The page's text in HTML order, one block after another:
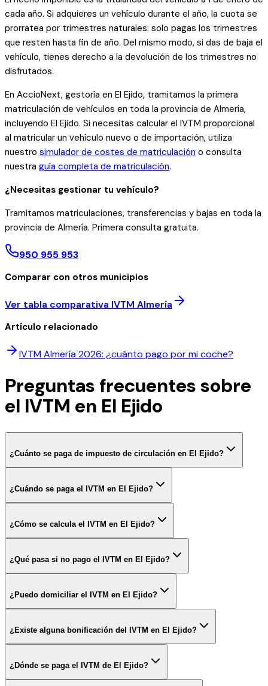
cada año. Si adquieres un vehículo durante el año, la cuota se
prorratea por trimestres naturales: solo pagas los trimestres
que resten hasta fin de año. Del mismo modo, si das de baja el
vehículo, tienes derecho a la devolución de los trimestres no
disfrutados.
En AccioNext, gestoría en El Ejido, tramitamos la primera
matriculación de vehículos en toda la provincia de Almería,
incluyendo El Ejido. Si necesitas calcular el IVTM proporcional
al matricular un vehículo nuevo o de importación, utiliza
nuestro simulador de costes de matriculación o consulta
nuestra guía completa de matriculación.
¿Necesitas gestionar tu vehículo?
Tramitamos matriculaciones, transferencias y bajas en toda la
provincia de Almería. Primera consulta gratuita.
950 955 953
Comparar con otros municipios
Ver tabla comparativa IVTM Almería
Artículo relacionado
IVTM Almería 2026: ¿cuánto pago por mi coche?
Preguntas frecuentes sobre
el IVTM en El Ejido
¿Cuánto se paga de impuesto de circulación en El Ejido?
¿Cuándo se paga el IVTM en El Ejido?
¿Cómo se calcula el IVTM en El Ejido?
¿Qué pasa si no pago el IVTM en El Ejido?
¿Puedo domiciliar el IVTM en El Ejido?
¿Existe alguna bonificación del IVTM en El Ejido?
¿Dónde se paga el IVTM de El Ejido?